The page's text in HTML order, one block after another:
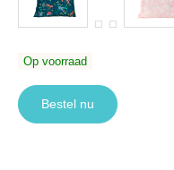
Op voorraad
Bestel nu